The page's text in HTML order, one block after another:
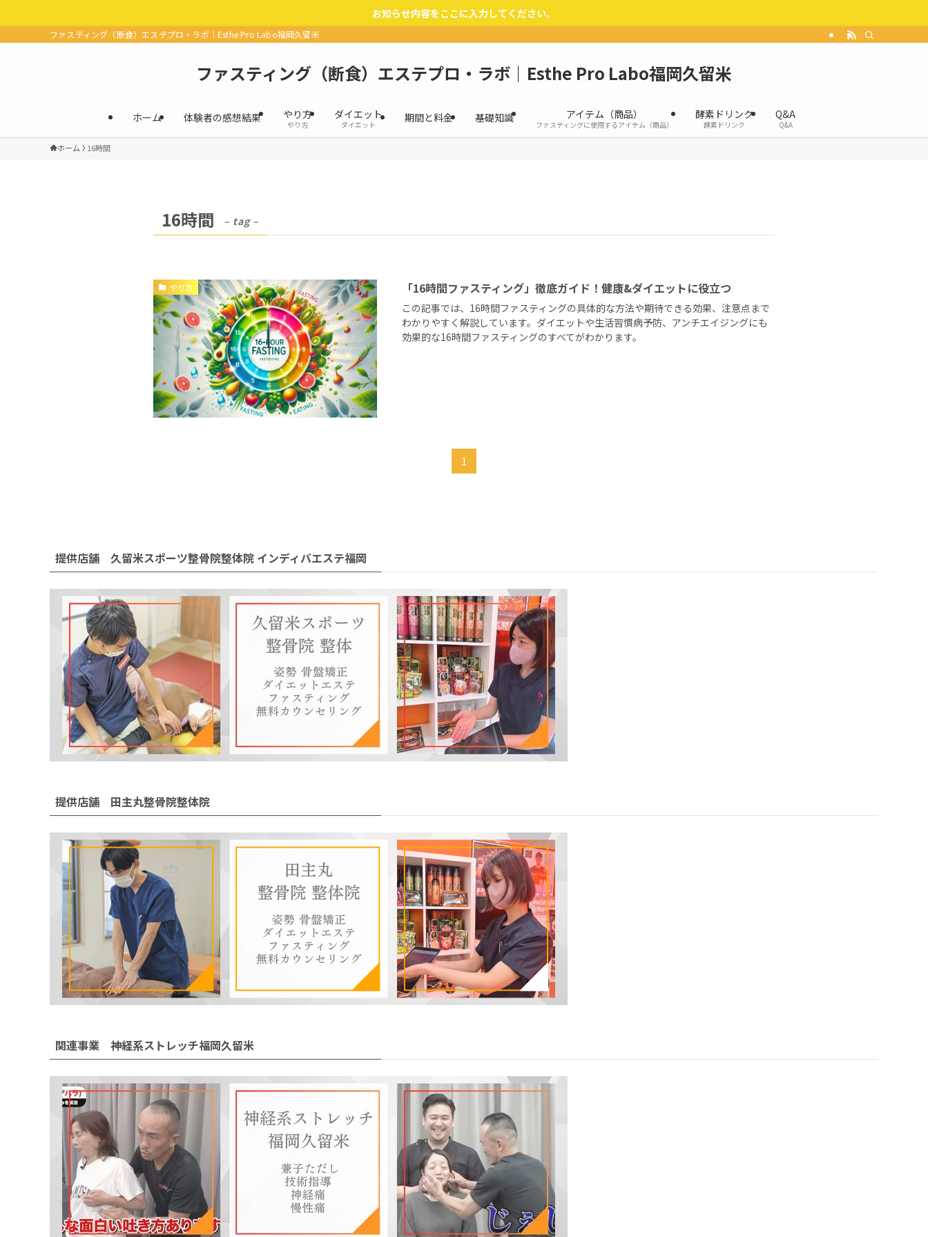
お知らせ内容をここに入力してください。
ファスティング（断食）エステプロ・ラボ｜Esthe Pro Labo福岡久留米
ファスティング（断食）エステプロ・ラボ｜Esthe Pro Labo福岡久留米
ホーム 体験者の感想結果 やり方
やり方
ダイエット
ダイエット
期間と料金 基礎知識 アイテム（商品）
ファスティングに使用するアイテム（商品）
酵素ドリンク
酵素ドリンク
Q&A
Q&A
ホーム 16時間
16時間 – tag –
やり方 「16時間ファスティング」徹底ガイド！健康&ダイエットに役立つ
この記事では、16時間ファスティングの具体的な方法や期待できる効果、注意点まで
わかりやすく解説しています。ダイエットや生活習慣病予防、アンチエイジングにも
効果的な16時間ファスティングのすべてがわかります。
1
提供店舗 久留米スポーツ整骨院整体院 インディバエステ福岡
提供店舗 田主丸整骨院整体院
関連事業 神経系ストレッチ福岡久留米